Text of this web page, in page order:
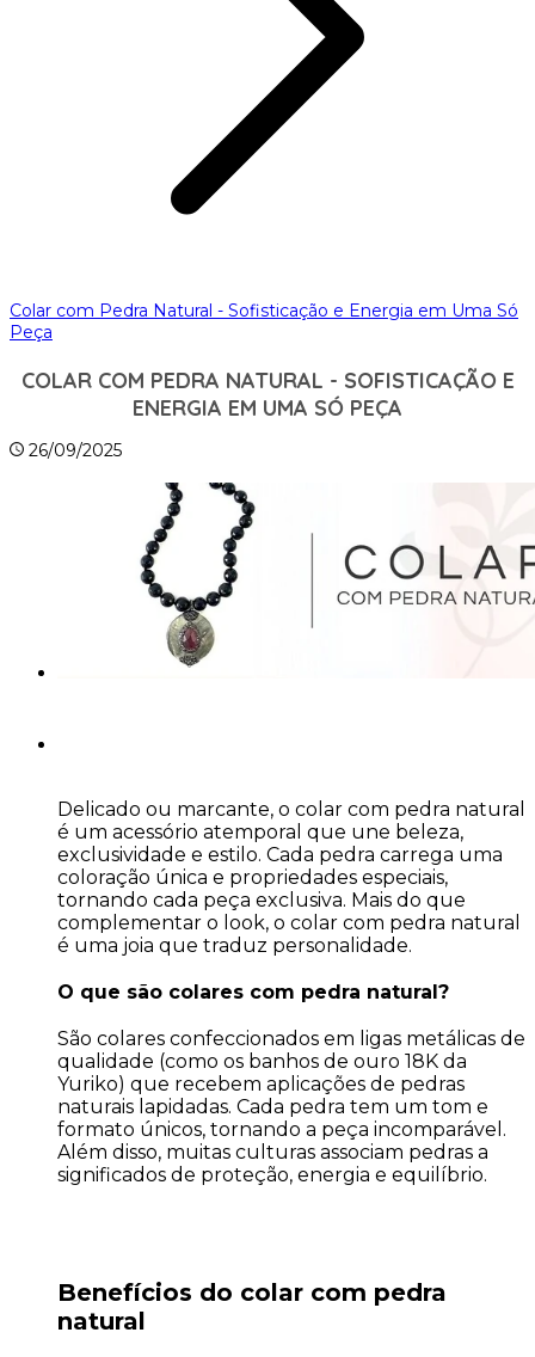
Colar com Pedra Natural - Sofisticação e Energia em Uma Só
Peça
COLAR COM PEDRA NATURAL - SOFISTICAÇÃO E
ENERGIA EM UMA SÓ PEÇA
26/09/2025
Delicado ou marcante, o colar com pedra natural
é um acessório atemporal que une beleza,
exclusividade e estilo. Cada pedra carrega uma
coloração única e propriedades especiais,
tornando cada peça exclusiva. Mais do que
complementar o look, o colar com pedra natural
é uma joia que traduz personalidade.
O que são colares com pedra natural?
São colares confeccionados em ligas metálicas de
qualidade (como os banhos de ouro 18K da
Yuriko) que recebem aplicações de pedras
naturais lapidadas. Cada pedra tem um tom e
formato únicos, tornando a peça incomparável.
Além disso, muitas culturas associam pedras a
significados de proteção, energia e equilíbrio.
Benefícios do colar com pedra
natural